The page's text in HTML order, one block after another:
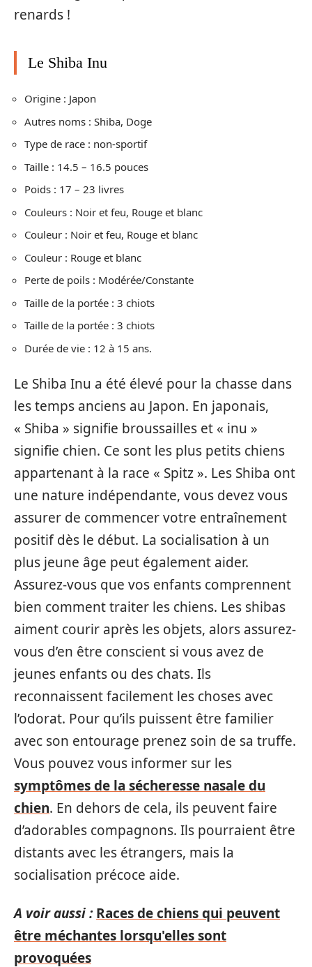
renards !
Le Shiba Inu
Origine : Japon
Autres noms : Shiba, Doge
Type de race : non-sportif
Taille : 14.5 – 16.5 pouces
Poids : 17 – 23 livres
Couleurs : Noir et feu, Rouge et blanc
Couleur : Noir et feu, Rouge et blanc
Couleur : Rouge et blanc
Perte de poils : Modérée/Constante
Taille de la portée : 3 chiots
Taille de la portée : 3 chiots
Durée de vie : 12 à 15 ans.
Le Shiba Inu a été élevé pour la chasse dans
les temps anciens au Japon. En japonais,
« Shiba » signifie broussailles et « inu »
signifie chien. Ce sont les plus petits chiens
appartenant à la race « Spitz ». Les Shiba ont
une nature indépendante, vous devez vous
assurer de commencer votre entraînement
positif dès le début. La socialisation à un
plus jeune âge peut également aider.
Assurez-vous que vos enfants comprennent
bien comment traiter les chiens. Les shibas
aiment courir après les objets, alors assurez-
vous d’en être conscient si vous avez de
jeunes enfants ou des chats. Ils
reconnaissent facilement les choses avec
l’odorat. Pour qu’ils puissent être familier
avec son entourage prenez soin de sa truffe.
Vous pouvez vous informer sur les
symptômes de la sécheresse nasale du
chien. En dehors de cela, ils peuvent faire
d’adorables compagnons. Ils pourraient être
distants avec les étrangers, mais la
socialisation précoce aide.
A voir aussi : Races de chiens qui peuvent
être méchantes lorsqu'elles sont
provoquées